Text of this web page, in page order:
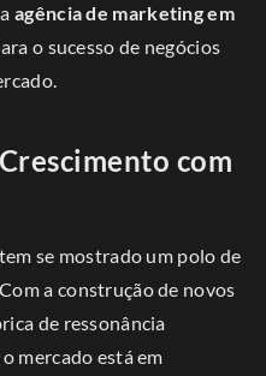
agência de marketing em
o sucesso de negócios
com
se mostrado um polo de
a construção de novos
de ressonância
mercado está em